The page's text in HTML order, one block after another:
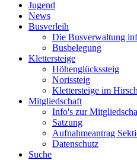
Jugend
News
Busverleih
Die Busverwaltung
Busbelegung
Klettersteige
Höhenglückssteig
Norissteig
Klettersteige im
Mitgliedschaft
Info's zur
Satzung
Aufnahmeantrag
Datenschutz
Suche